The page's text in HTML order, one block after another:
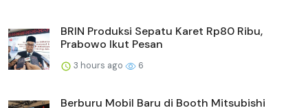
BRIN Produksi Sepatu Karet Rp80 Ribu,
Prabowo Ikut Pesan
3 hours ago 6
Berburu Mobil Baru di Booth Mitsubishi